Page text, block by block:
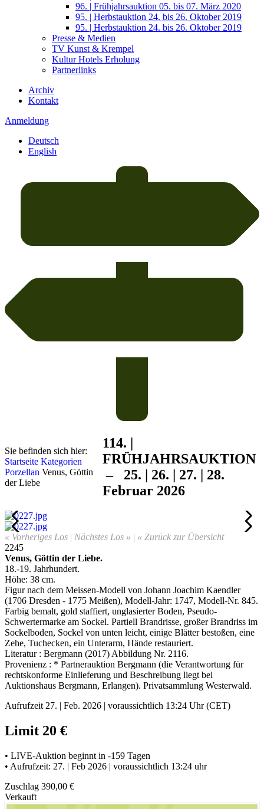
96. | Frühjahrsauktion 05. bis 07. März 2020
95. | Herbstauktion 24. bis 26. Oktober 2019
95. | Herbstauktion 24. bis 26. Oktober 2019
Presse & Medien
TV Kunst & Krempel
Kultur Hotels Erholung
Partnerlinks
Archiv
Kontakt
Anmeldung
Deutsch
English
Sie befinden sich hier:
Startseite Kategorien
Porzellan Venus, Göttin
der Liebe
114. |
FRÜHJAHRSAUKTION
– 25. | 26. | 27. | 28.
Februar 2026
« Vorheriges Los | Nächstes Los » | « Zurück zur Übersicht
2245
Venus, Göttin der Liebe.
18.-19. Jahrhundert.
Höhe: 38 cm.
Figur nach dem Meissen-Modell von Johann Joachim Kaendler
(1706 Dresden - 1775 Meißen), Modell-Jahr: 1747, Modell-Nr. 845.
Farbig bemalt, gold staffiert, unglasierter Boden, Pseudo-
Schwertermarke am Sockel. Partiell Brandrisse, großer Brandriss im
Sockelboden, Sockel von unten leicht, einige Blätter bestoßen, eine
Zehe, Tuchecken, ein Unterarm, Hände restauriert.
Literatur : Bergmann (2017) Abbildung Nr. 2116.
Provenienz : * Partnerauktion Bergmann (die Verantwortung für
rechtskonforme Einlieferung und Beschreibung liegt bei
Auktionshaus Bergmann, Erlangen). Privatsammlung Westerwald.
Aufrufzeit 27. | Feb. 2026 | voraussichtlich 13:24 Uhr (CET)
Limit 20 €
• LIVE-Auktion beginnt in -159 Tagen
• Aufrufzeit: 27. | Feb 2026 | voraussichtlich 13:24 uhr
Zuschlag 390,00 €
Verkauft